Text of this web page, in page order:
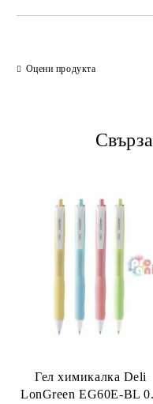
Оцени продукта
Гел химикалка Deli
LonGreen EG60E-BL